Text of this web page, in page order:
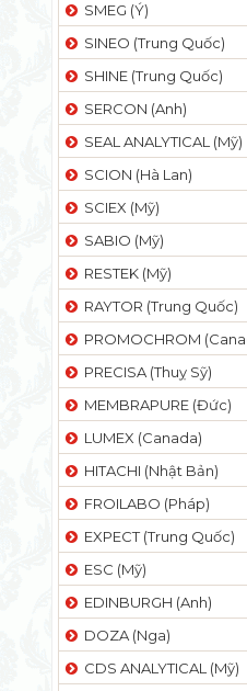
SMEG (Ý)
SINEO (Trung Quốc)
SHINE (Trung Quốc)
SERCON (Anh)
SEAL ANALYTICAL (Mỹ)
SCION (Hà Lan)
SCIEX (Mỹ)
SABIO (Mỹ)
RESTEK (Mỹ)
RAYTOR (Trung Quốc)
PROMOCHROM
PRECISA (Thuỵ Sỹ)
MEMBRAPURE (Đức)
LUMEX (Canada)
HITACHI (Nhật Bản)
FROILABO (Pháp)
EXPECT (Trung Quốc)
ESC (Mỹ)
EDINBURGH (Anh)
DOZA (Nga)
CDS ANALYTICAL (Mỹ)